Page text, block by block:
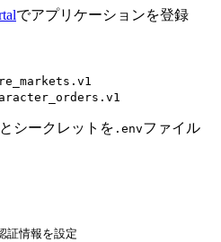
でアプリケーションを登録
シークレットを .envファイル
情報を設定